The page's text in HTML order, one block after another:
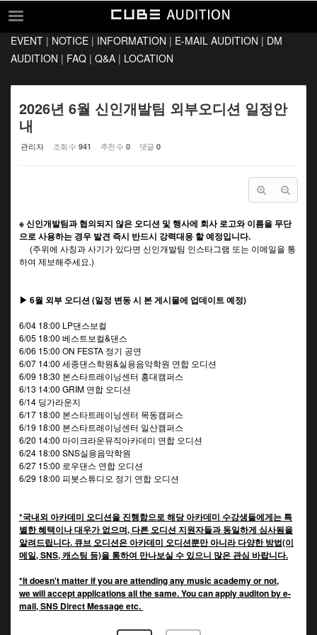
EVENT
INFORMATION
E-MAIL AUDITION
DM AUDITION
LOCATION
EVENT | NOTICE | INFORMATION | E-MAIL AUDITION | DM
AUDITION | FAQ | Q&A | LOCATION
2026년 6월 신인개발팀 외부오디션 일정안
내
관리자 조회 수 941 추천 수 0 댓글 0
※ 신인개발팀과 협의되지 않은 오디션 및 행사에 회사 로고와 이름을 무단
으로 사용하는 경우 발견 즉시 반드시 강력대응 할 예정입니다.
(주위에 사칭과 사기가 있다면 신인개발팀 인스타그램 또는 이메일을 통
하여 제보해주세요.)
▶ 6월 외부 오디션 (일정 변동 시 본 게시물에 업데이트 예정)
6/04 18:00 LP댄스보컬
6/05 18:00 베스트보컬&댄스
6/06 15:00 ON FESTA 정기 공연
6/07 14:00 세종댄스학원&실용음악학원 연합 오디션
6/09 18:30 본스타트레이닝센터 홍대캠퍼스
6/13 14:00 GRIM 연합 오디션
6/14 딩가라운지
6/17 18:00 본스타트레이닝센터 목동캠퍼스
6/19 18:00 본스타트레이닝센터 일산캠퍼스
6/20 14:00 마이크라운뮤직아카데미 연합 오디션
6/24 18:00 SNS실용음악학원
6/27 15:00 로우댄스 연합 오디션
6/29 18:00 피봇스튜디오 정기 연합 오디션
*국내외 아카데미 오디션을 진행함으로 해당 아카데미 수강생들에게는 특
별한 혜택이나 대우가 없으며, 다른 오디션 지원자들과 동일하게 심사됨을
알려드립니다. 큐브 오디션은 아카데미 오디션뿐만 아니라 다양한 방법(이
메일, SNS, 캐스팅 등)을 통하여 만나보실 수 있으니 많은 관심 바랍니다.
*It doesn't matter if you are attending any music academy or not,
we will accept applications all the same. You can apply auditon by e-
mail, SNS Direct Message etc.